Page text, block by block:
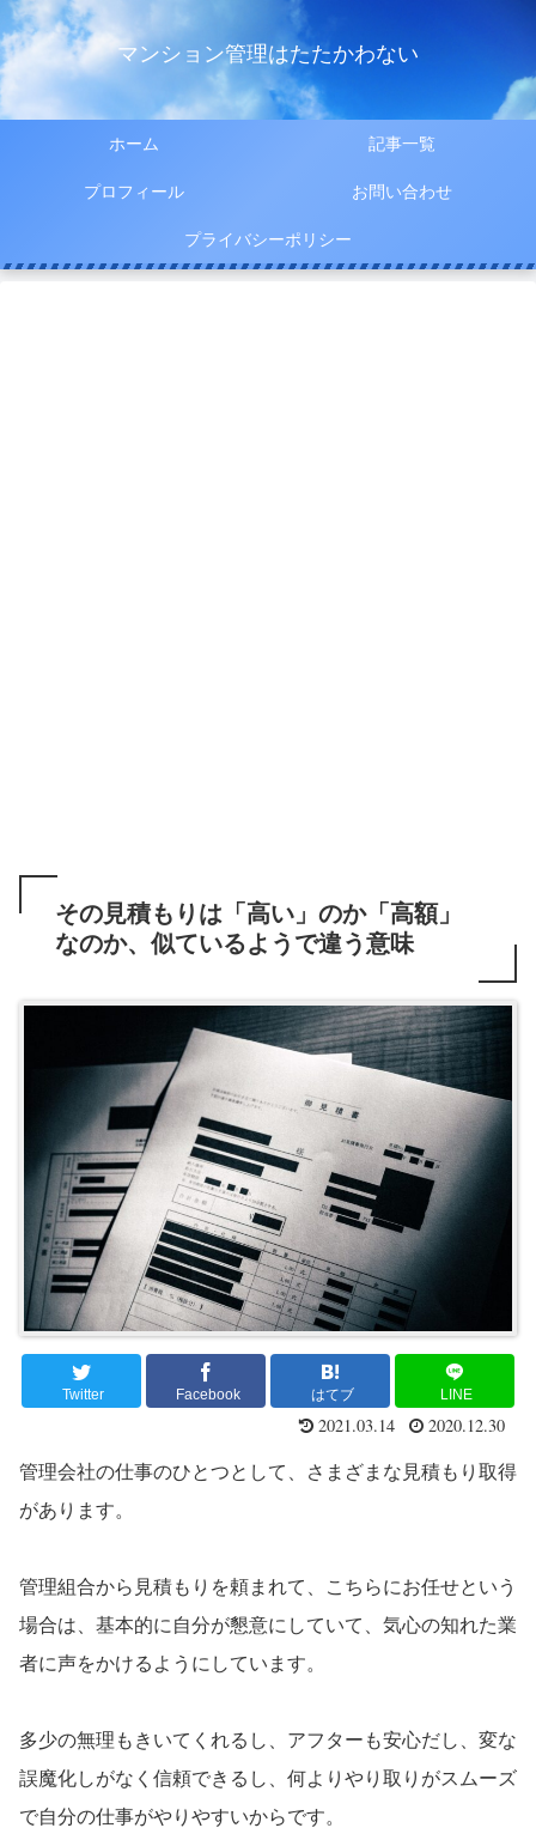
マンション管理はたたかわない
ホーム 記事一覧
プロフィール お問い合わせ
プライバシーポリシー
その見積もりは「高い」のか「高額」
なのか、似ているようで違う意味
Twitter Facebook はてブ LINE
2021.03.14 2020.12.30
管理会社の仕事のひとつとして、さまざまな見積もり取得
があります。
管理組合から見積もりを頼まれて、こちらにお任せという
場合は、基本的に自分が懇意にしていて、気心の知れた業
者に声をかけるようにしています。
多少の無理もきいてくれるし、アフターも安心だし、変な
誤魔化しがなく信頼できるし、何よりやり取りがスムーズ
で自分の仕事がやりやすいからです。